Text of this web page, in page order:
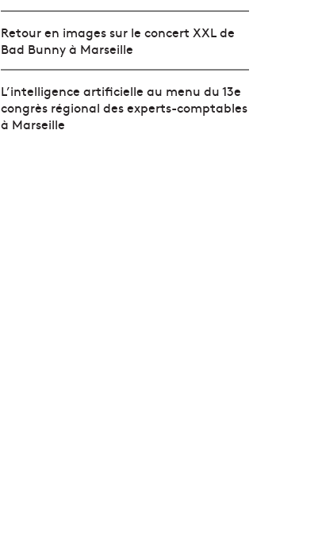
Retour en images sur le concert XXL de
Bad Bunny à Marseille
L’intelligence artificielle au menu du 13e
congrès régional des experts-comptables
à Marseille